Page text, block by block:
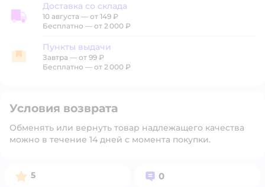
Доставка со склада
Доставка со склада
10 августа — от 149 ₽
Бесплатно — от 2 000 ₽
Пункты выдачи
Пункты выдачи
Завтра — от 99 ₽
Бесплатно — от 2 000 ₽
Условия возврата
Обменять или вернуть товар надлежащего качества
можно в течение 14 дней с момента покупки.
Рейтинг:
5 Вопросов:
0